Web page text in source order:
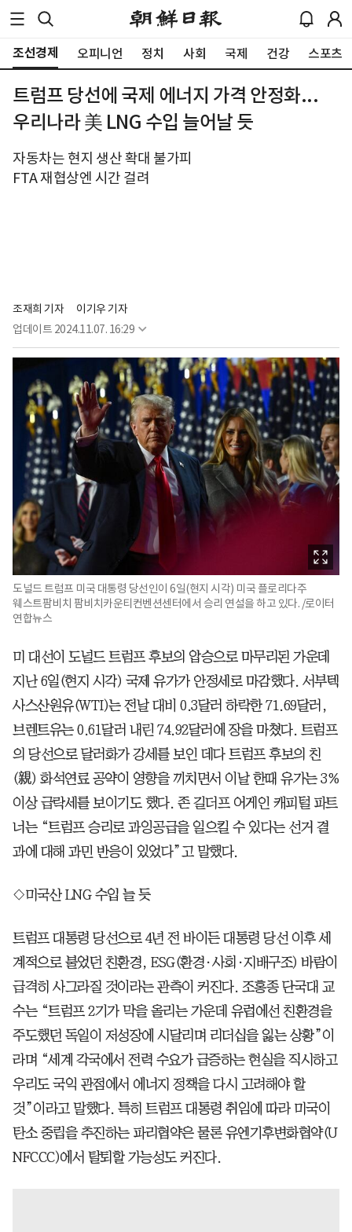
조선경제 오피니언 정치 사회 국제 건강 스포츠
트럼프 당선에 국제 에너지 가격 안정화...
우리나라 美 LNG 수입 늘어날 듯
자동차는 현지 생산 확대 불가피
FTA 재협상엔 시간 걸려
조재희 기자
이기우 기자
업데이트 2024.11.07. 16:29
도널드 트럼프 미국 대통령 당선인이 6일(현지 시각) 미국 플로리다주
웨스트팜비치 팜비치카운티컨벤션센터에서 승리 연설을 하고 있다. /로이터
연합뉴스
미 대선이 도널드 트럼프 후보의 압승으로 마무리된 가운데
지난 6일(현지 시각) 국제 유가가 안정세로 마감했다. 서부텍
사스산원유(WTI)는 전날 대비 0.3달러 하락한 71.69달러,
브렌트유는 0.61달러 내린 74.92달러에 장을 마쳤다. 트럼프
의 당선으로 달러화가 강세를 보인 데다 트럼프 후보의 친
(親) 화석연료 공약이 영향을 끼치면서 이날 한때 유가는 3%
이상 급락세를 보이기도 했다. 존 길더프 어게인 캐피털 파트
너는 “트럼프 승리로 과잉공급을 일으킬 수 있다는 선거 결
과에 대해 과민 반응이 있었다”고 말했다.
◇미국산 LNG 수입 늘 듯
트럼프 대통령 당선으로 4년 전 바이든 대통령 당선 이후 세
계적으로 불었던 친환경, ESG(환경·사회·지배구조) 바람이
급격히 사그라질 것이라는 관측이 커진다. 조홍종 단국대 교
수는 “트럼프 2기가 막을 올리는 가운데 유럽에선 친환경을
주도했던 독일이 저성장에 시달리며 리더십을 잃는 상황”이
라며 “세계 각국에서 전력 수요가 급증하는 현실을 직시하고
우리도 국익 관점에서 에너지 정책을 다시 고려해야 할
것”이라고 말했다. 특히 트럼프 대통령 취임에 따라 미국이
탄소 중립을 추진하는 파리협약은 물론 유엔기후변화협약(U
NFCCC)에서 탈퇴할 가능성도 커진다.